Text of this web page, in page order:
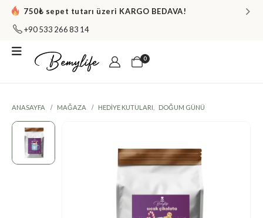
750₺ sepet tutarı üzeri KARGO BEDAVA!
+90 533 266 83 14
0
ANASAYFA MAĞAZA HEDIYE KUTULARI DOĞUM GÜNÜ